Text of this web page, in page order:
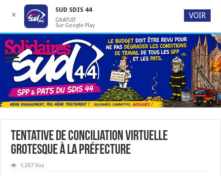
Tentative de conciliation virtuelle
grotesque à la Préfecture
1,267 Vus
✕
SUD SDIS 44
GRATUIT
Sur Google Play
VOIR